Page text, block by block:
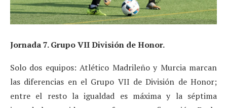
Jornada 7. Grupo VII División de Honor.
Solo dos equipos: Atlético Madrileño y Murcia marcan
las diferencias en el Grupo VII de División de Honor;
entre el resto la igualdad es máxima y la séptima